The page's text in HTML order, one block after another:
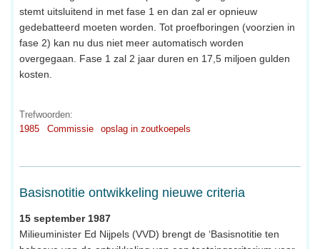
stemt uitsluitend in met fase 1 en dan zal er opnieuw
gedebatteerd moeten worden. Tot proefboringen (voorzien in
fase 2) kan nu dus niet meer automatisch worden
overgegaan. Fase 1 zal 2 jaar duren en 17,5 miljoen gulden
kosten.
Trefwoorden:
1985
Commissie opslag in zoutkoepels
Basisnotitie ontwikkeling nieuwe criteria
15 september 1987
Milieuminister Ed Nijpels (VVD) brengt de ‘Basisnotitie ten